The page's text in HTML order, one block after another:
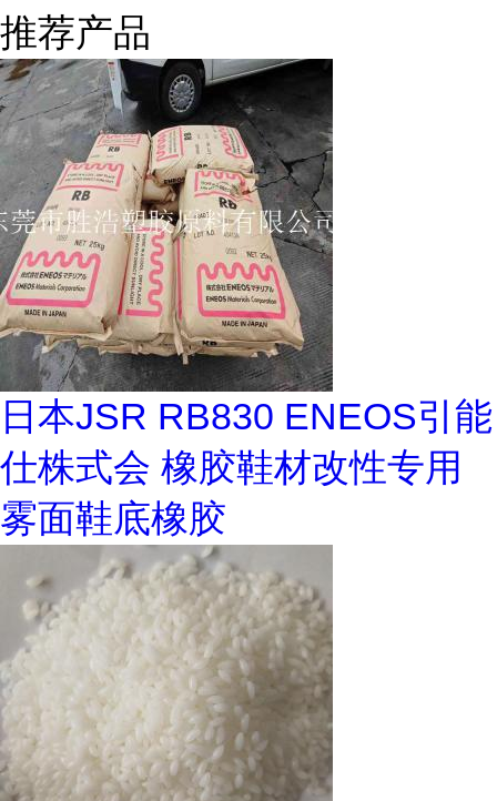
推荐产品
日本JSR RB830 ENEOS引能
仕株式会 橡胶鞋材改性专用
雾面鞋底橡胶